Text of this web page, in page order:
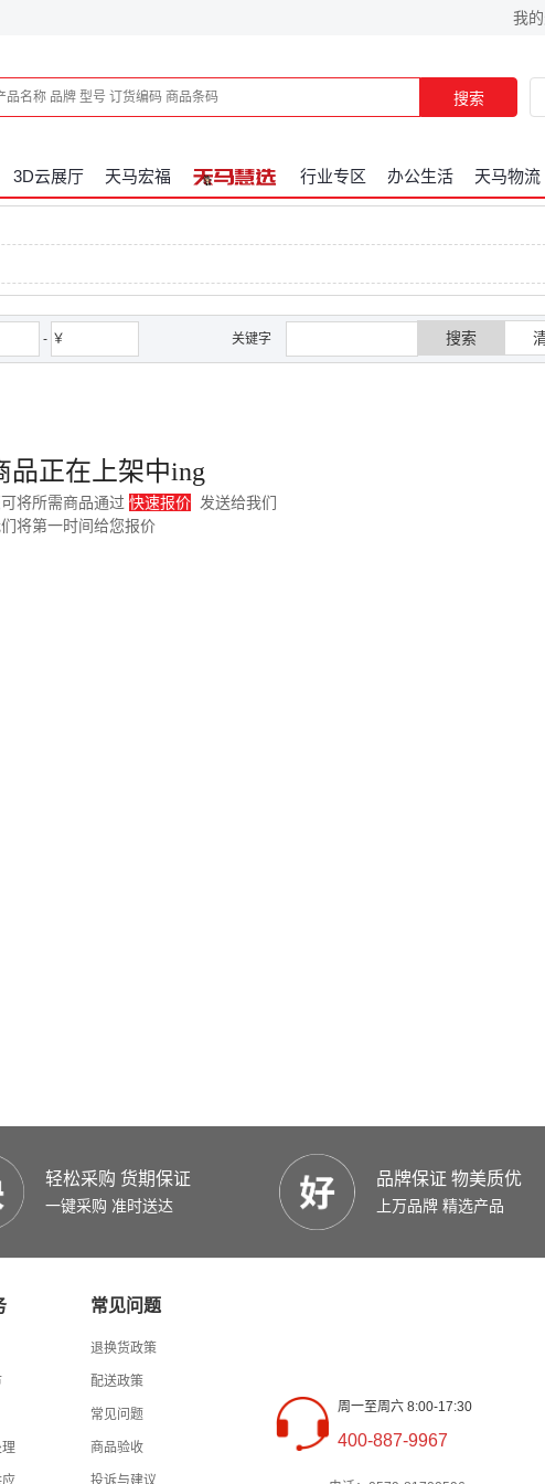
我
搜索
3D云展厅 天马宏福 行业专区 办公生活 天马物流
- ￥ 关键字 搜索
品正在上架中ing
将所需商品通过 快速报价 发送给我们
将第一时间给您报价
轻松采购 货期保证
一键采购 准时送达
品牌保证 物美质优
上万品牌 精选产品
理
常见问题
退换货政策
配送政策
常见问题
商品验收
投诉与建议
周一至周六 8:00-17:30
400-887-9967